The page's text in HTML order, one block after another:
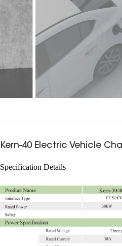
Kern-40 Electric Vehicle
Specification Details